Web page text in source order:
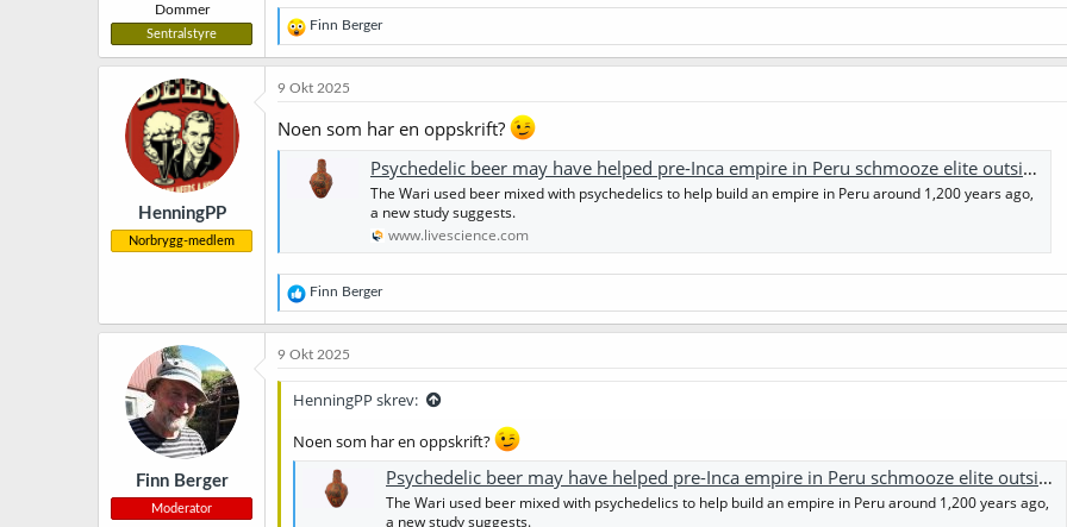
Dommer
Sentralstyre
R
e
a
k
o
e
r
Finn Berger
HenningPP
Norbrygg-medlem
9 Okt 2025
Noen som har en oppskrift?
Psychedelic beer may have helped pre-Inca empire in Peru schmooze elite outsiders and consolidate power
The Wari used beer mixed with psychedelics to help build an empire in Peru around 1,200 years ago,
a new study suggests.
www.livescience.com
R
e
a
k
j
o
e
Finn Berger
Finn Berger
Moderator
9 Okt 2025
HenningPP skrev:
Noen som har en oppskrift?
Psychedelic beer may have helped pre-Inca empire in Peru schmooze elite outsiders and consolidate power
The Wari used beer mixed with psychedelics to help build an empire in Peru around 1,200 years ago,
a new study suggests.